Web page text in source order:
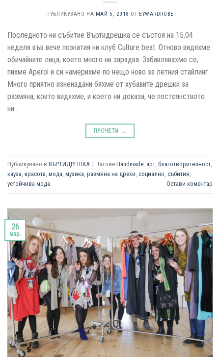
ПУБЛИКУВАНО НА МАЙ 5, 2018 ОТ EYWARDROBE
Последното ни събитие Въртидрешка се състоя на 15.04
неделя във вече познатия ни клуб Culture beat. Отново видяхме
обичайните лица, което много ни зарадва. Забавлявахме се,
пихме Aperol и си намерихме по нещо ново за летния стайлинг.
Много приятно изненадани бяхме от хубавите дрешки за
размяна, които видяхме, и което ни доказа, че постоянството
ни…
ПРОЧЕТИ →
Публикувано в ВЪРТИДРЕШКА | Тагове Handmade, арт, благотворителност,
кауза, красота, мода, музика, размяна на дрехи, социално, събития,
устойчива мода
Остави коментар
26
мар.